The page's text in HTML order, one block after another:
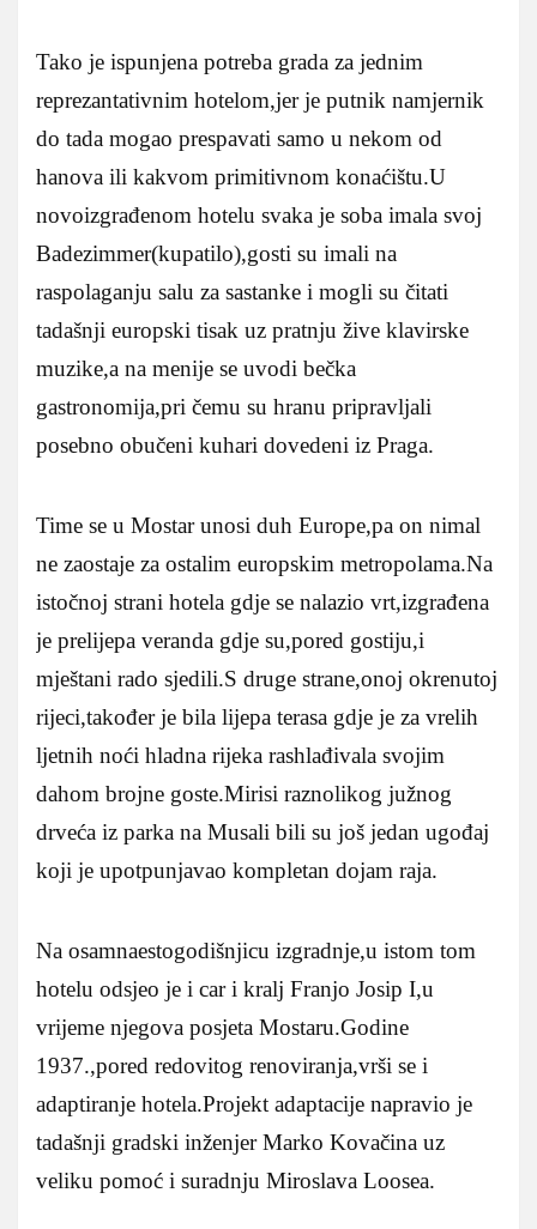
Tako je ispunjena potreba grada za jednim
reprezantativnim hotelom,jer je putnik namjernik
do tada mogao prespavati samo u nekom od
hanova ili kakvom primitivnom konaćištu.U
novoizgrađenom hotelu svaka je soba imala svoj
Badezimmer(kupatilo),gosti su imali na
raspolaganju salu za sastanke i mogli su čitati
tadašnji europski tisak uz pratnju žive klavirske
muzike,a na menije se uvodi bečka
gastronomija,pri čemu su hranu pripravljali
posebno obučeni kuhari dovedeni iz Praga.
Time se u Mostar unosi duh Europe,pa on nimal
ne zaostaje za ostalim europskim metropolama.Na
istočnoj strani hotela gdje se nalazio vrt,izgrađena
je prelijepa veranda gdje su,pored gostiju,i
mještani rado sjedili.S druge strane,onoj okrenutoj
rijeci,također je bila lijepa terasa gdje je za vrelih
ljetnih noći hladna rijeka rashlađivala svojim
dahom brojne goste.Mirisi raznolikog južnog
drveća iz parka na Musali bili su još jedan ugođaj
koji je upotpunjavao kompletan dojam raja.
Na osamnaestogodišnjicu izgradnje,u istom tom
hotelu odsjeo je i car i kralj Franjo Josip I,u
vrijeme njegova posjeta Mostaru.Godine
1937.,pored redovitog renoviranja,vrši se i
adaptiranje hotela.Projekt adaptacije napravio je
tadašnji gradski inženjer Marko Kovačina uz
veliku pomoć i suradnju Miroslava Loosea.